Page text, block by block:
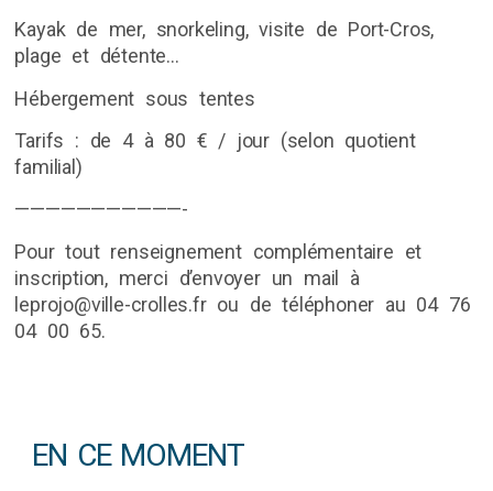
Kayak de mer, snorkeling, visite de Port-Cros,
plage et détente…
Hébergement sous tentes
Tarifs : de 4 à 80 € / jour (selon quotient
familial)
———————————-
Pour tout renseignement complémentaire et
inscription, merci d’envoyer un mail à
leprojo@ville-crolles.fr ou de téléphoner au 04 76
04 00 65.
EN CE MOMENT